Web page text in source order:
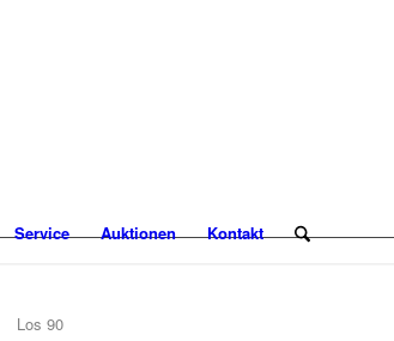
Service Auktionen Kontakt
Los 90